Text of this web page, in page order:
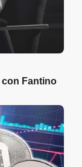
con Fantino